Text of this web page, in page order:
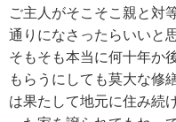
ご主人がそこそこ親と対
通りになさったらいいと
そもそも本当に何十年か
もらうにしても莫大な修
は果たして地元に住み続